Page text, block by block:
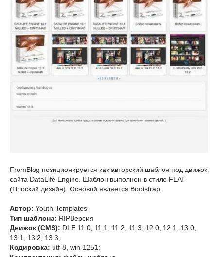
FromBlog позиционируется как авторский шаблон под движок
сайта DataLife Engine. Шаблон выполнен в стиле FLAT
(Плоский дизайн). Основой является Bootstrap.
Автор: Youth-Templates
Тип шаблона: RIPВерсия
Движок (CMS): DLE 11.0, 11.1, 11.2, 11.3, 12.0, 12.1, 13.0,
13.1, 13.2, 13.3;
Кодировка: utf-8, win-1251;